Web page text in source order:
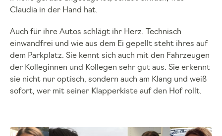
Claudia in der Hand hat.
Auch für ihre Autos schlägt ihr Herz. Technisch
einwandfrei und wie aus dem Ei gepellt steht ihres auf
dem Parkplatz. Sie kennt sich auch mit den Fahrzeugen
der Kolleginnen und Kollegen sehr gut aus. Sie erkennt
sie nicht nur optisch, sondern auch am Klang und weiß
sofort, wer mit seiner Klapperkiste auf den Hof rollt.